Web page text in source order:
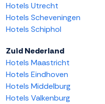
Hotels Utrecht
Hotels Scheveningen
Hotels Schiphol
Zuid Nederland
Hotels Maastricht
Hotels Eindhoven
Hotels Middelburg
Hotels Valkenburg